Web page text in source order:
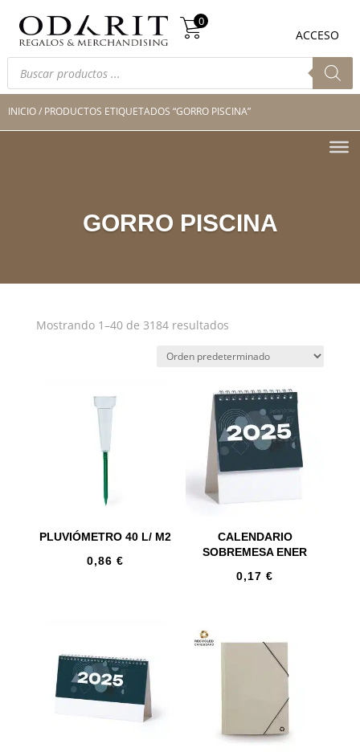
Búsqueda
de
productos
0
ACCESO
0
Búsqueda
productos
INICIO/ PRODUCTOS ETIQUETADOS “GORRO PISCINA”
GORRO PISCINA
Mostrando 1–40 de 3184 resultados
PLUVIÓMETRO 40 L/ M2
0,86 €
CALENDARIO
SOBREMESA ENER
0,17€